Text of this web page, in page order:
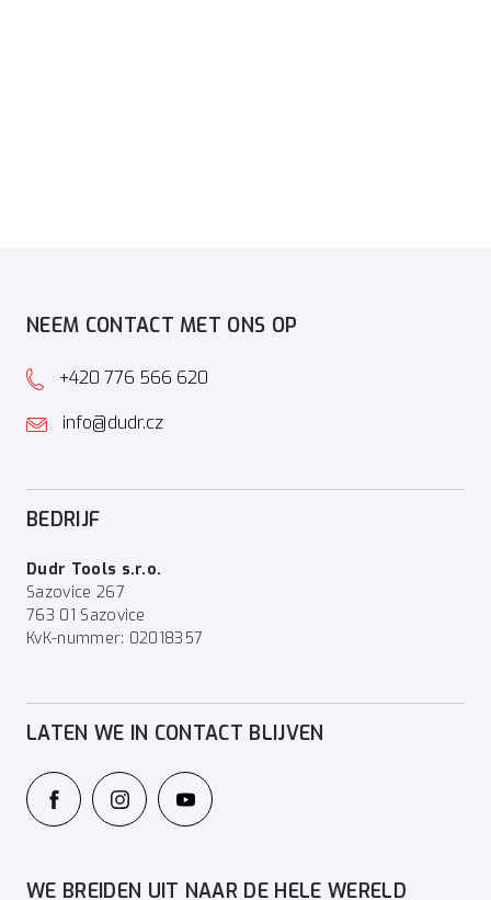
NEEM CONTACT MET ONS OP
+420 776 566 620
info@dudr.cz
BEDRIJF
Dudr Tools s.r.o.
Sazovice 267
763 01 Sazovice
KvK-nummer: 02018357
LATEN WE IN CONTACT BLIJVEN
WE BREIDEN UIT NAAR DE HELE WERELD